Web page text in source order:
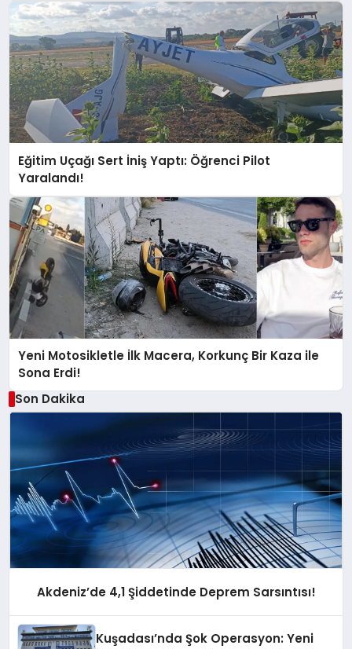
Eğitim Uçağı Sert İniş Yaptı: Öğrenci Pilot
Yaralandı!
Yeni Motosikletle İlk Macera, Korkunç Bir Kaza ile
Sona Erdi!
Son Dakika
Akdeniz’de 4,1 Şiddetinde Deprem Sarsıntısı!
Kuşadası’nda Şok Operasyon: Yeni